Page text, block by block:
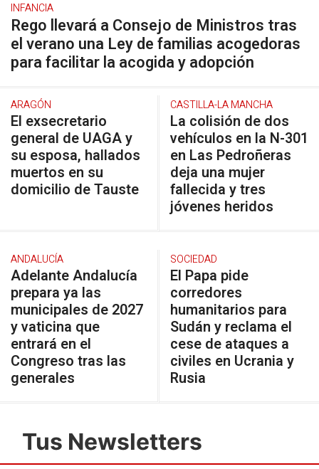
INFANCIA
Rego llevará a Consejo de Ministros tras
el verano una Ley de familias acogedoras
para facilitar la acogida y adopción
ARAGÓN
El exsecretario
general de UAGA y
su esposa, hallados
muertos en su
domicilio de Tauste
CASTILLA-LA MANCHA
La colisión de dos
vehículos en la N-301
en Las Pedroñeras
deja una mujer
fallecida y tres
jóvenes heridos
ANDALUCÍA
Adelante Andalucía
prepara ya las
municipales de 2027
y vaticina que
entrará en el
Congreso tras las
generales
SOCIEDAD
El Papa pide
corredores
humanitarios para
Sudán y reclama el
cese de ataques a
civiles en Ucrania y
Rusia
Tus Newsletters